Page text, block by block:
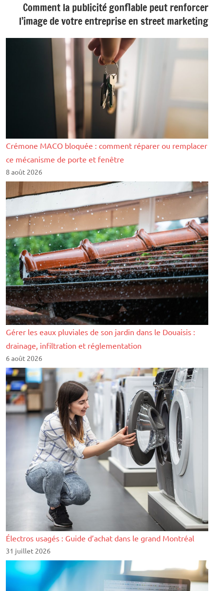
Comment la publicité gonflable peut renforcer
l’image de votre entreprise en street marketing
Crémone MACO bloquée : comment réparer ou remplacer
ce mécanisme de porte et fenêtre
8 août 2026
Gérer les eaux pluviales de son jardin dans le Douaisis :
drainage, infiltration et réglementation
6 août 2026
Électros usagés : Guide d’achat dans le grand Montréal
31 juillet 2026